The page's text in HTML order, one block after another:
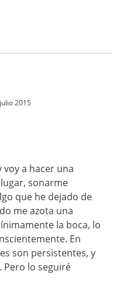
2015
voy a hacer una
sonarme
que he dejado de
me azota una
la boca, lo
En
son persistentes, y
Pero lo seguiré